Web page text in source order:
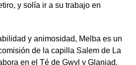
y solía ir a su trabajo en
y animosidad, Melba es un
de la capilla Salem de La
en el Té de Gwyl y Glaniad.